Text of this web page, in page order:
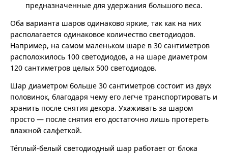
предназначенные для удержания большого веса.
Оба варианта шаров одинаково яркие, так как на них
располагается одинаковое количество светодиодов.
Например, на самом маленьком шаре в 30 сантиметров
расположилось 100 светодиодов, а на шаре диаметром
120 сантиметров целых 500 светодиодов.
Шар диаметром больше 30 сантиметров состоит из двух
половинок, благодаря чему его легче транспортировать и
хранить после снятия декора. Ухаживать за шаром
просто — после снятия его достаточно лишь протереть
влажной салфеткой.
Тёплый-белый светодиодный шар работает от блока